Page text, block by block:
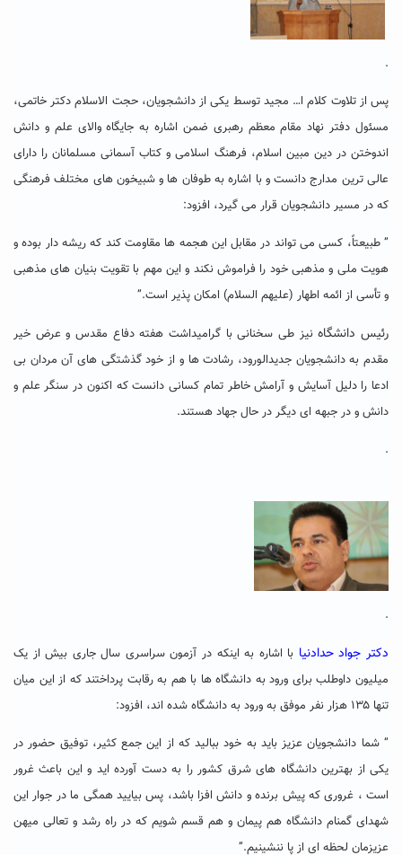
.
پس از تلاوت کلام ا… مجید توسط یکی از دانشجویان، حجت الاسلام دکتر خاتمی،
مسئول دفتر نهاد مقام معظم رهبری ضمن اشاره به جایگاه والای علم و دانش
اندوختن در دین مبین اسلام، فرهنگ اسلامی و کتاب آسمانی مسلمانان را دارای
عالی ترین مدارج دانست و با اشاره به طوفان ها و شبیخون های مختلف فرهنگی
که در مسیر دانشجویان قرار می گیرد، افزود:
” طبیعتاً، کسی می تواند در مقابل این هجمه ها مقاومت کند که ریشه دار بوده و
هویت ملی و مذهبی خود را فراموش نکند و این مهم با تقویت بنیان های مذهبی
و تأسی از ائمه اطهار (علیهم السلام) امکان پذیر است.”
رئیس دانشگاهنیز طی سخنانی با گرامیداشت هفته دفاع مقدس و عرض خیر
مقدم به دانشجویان جدیدالورود، رشادت ها و از خود گذشتگی های آن مردان بی
ادعا را دلیل آسایش و آرامش خاطر تمام کسانی دانست که اکنون در سنگر علم و
دانش و در جبهه ای دیگر در حال جهاد هستند.
.
.
دکتر جواد حدادنیا با اشاره به اینکه در آزمون سراسری سال جاری بیش از یک
میلیون داوطلب برای ورود به دانشگاه ها با هم به رقابت پرداختند که از این میان
تنها ۱۳۵ هزار نفر موفق به ورود به دانشگاه شده اند، افزود:
” شما دانشجویان عزیز باید به خود ببالید که از این جمع کثیر، توفیق حضور در
یکی از بهترین دانشگاه های شرق کشور را به دست آورده اید و این باعث غرور
است ، غروری که پیش برنده و دانش افزا باشد، پس بیایید همگی ما در جوار این
شهدای گمنام دانشگاه هم پیمان و هم قسم شویم که در راه رشد و تعالی میهن
عزیزمان لحظه ای از پا ننشینیم.”